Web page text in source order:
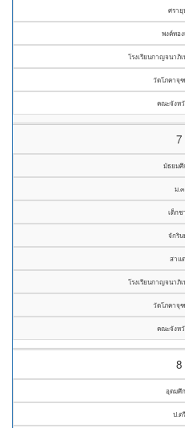
ศรายุ
พงค์ทอง
โรงเรียนกาญจนาภิ
วัดโภคาจุ
คณะจังห
7
มัธยมศึ
ม.๓
เด็กช
จักริน
สาแ
โรงเรียนกาญจนาภิ
วัดโภคาจุ
คณะจังห
8
อุดมศึ
ป.ตรี